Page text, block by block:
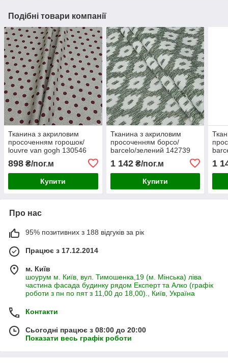
Подібні товари компанії
Тканина з акриловим
просоченням горошок/
louvre van gogh 130546
898 ₴/пог.м
Купити
Тканина з акриловим
просоченням борсо/
barcelo/зелений 142739
1 142₴/пог.м
Купити
1
Про нас
95% позитивних з 188 відгуків за рік
Працює з 17.12.2014
м. Київ
шоурум м. Київ, вул. Тимошенка,19 (м. Мінська) ліва
частина фасада будинку рядом Експерт та Алко (графік
роботи з пн по пят з 11,00 до 18,00)., Київ, Україна
Контакти
Сьогодні працює з 08:00 до 20:00
Показати весь графік роботи